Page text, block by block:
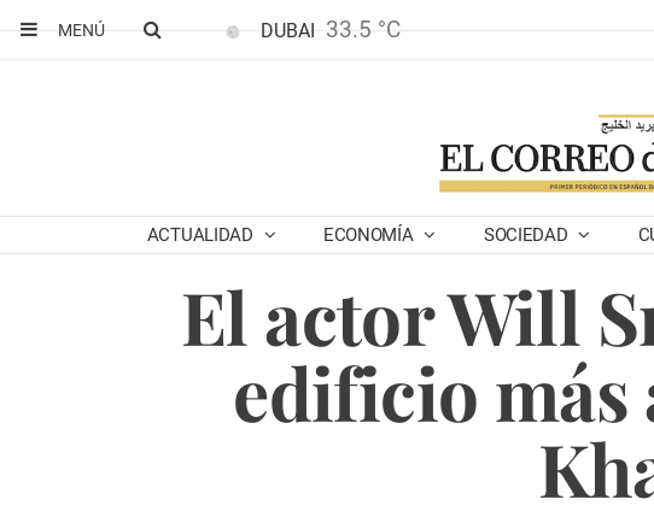
MENÚ
DUBAI 33.5 °C
ACTUALIDAD ECONOMÍA SOCIEDAD
El actor Will
edificio